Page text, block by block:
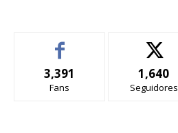
3,391
Fans
1,640
Seguidores